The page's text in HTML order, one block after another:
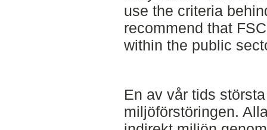
use the criteria
recommend that
within the public
En av vår tids
miljöförstöringen.